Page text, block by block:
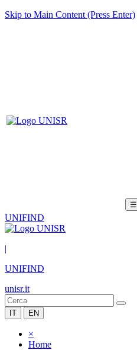
Skip to Main Content (Press Enter)
☰
UNIFIND
|
UNIFIND
unisr.it
IT EN
×
Home